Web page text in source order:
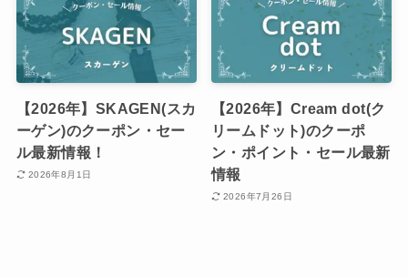
【2026年】SKAGEN(スカ
ーゲン)のクーポン・セー
ル最新情報！
2026年8月1日
【2026年】Cream dot(ク
リームドット)のクーポ
ン・ポイント・セール最新
情報
2026年7月26日